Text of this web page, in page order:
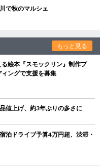
で秋のマルシェ
もっと見る
絵本『スモックリン』制作プ
ングで支援を募集
値上げ、約3年ぶりの多さに
ドライブ予算4万円超、渋滞・